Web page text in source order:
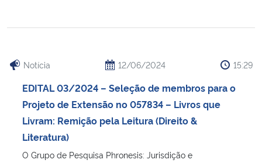
Notícia 12/06/2024 15:29
EDITAL 03/2024 – Seleção de membros para o
Projeto de Extensão no 057834 – Livros que
Livram: Remição pela Leitura (Direito &
Literatura)
O Grupo de Pesquisa Phronesis: Jurisdição e